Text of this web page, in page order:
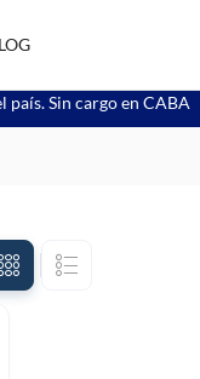
país. Sin cargo en CABA